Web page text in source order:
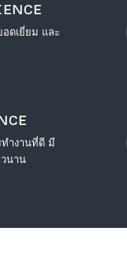
ดเยี่ยม และ
ำงานที่ดี มี
นาน